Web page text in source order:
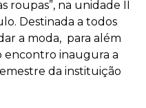
roupas”, na unidade II
Destinada a todos
a moda, para além
encontro inaugura a
da instituição